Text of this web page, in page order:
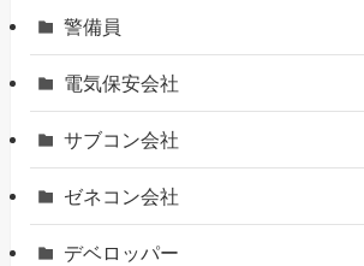
警備員
電気保安会社
サブコン会社
ゼネコン会社
デベロッパー